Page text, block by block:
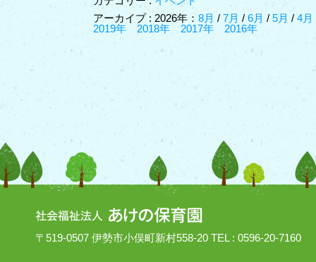
アーカイプ : 2026年：8月/ 7月/ 6月/ 5月/ 4月
2019年
2018年 2017年 2016年
〒519-0507 伊勢市小俣町新村558-20 TEL : 0596-20-7160